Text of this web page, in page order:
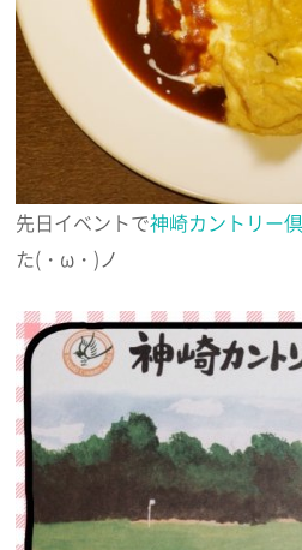
先日イベントで神崎カントリー
た(・ω・)ノ